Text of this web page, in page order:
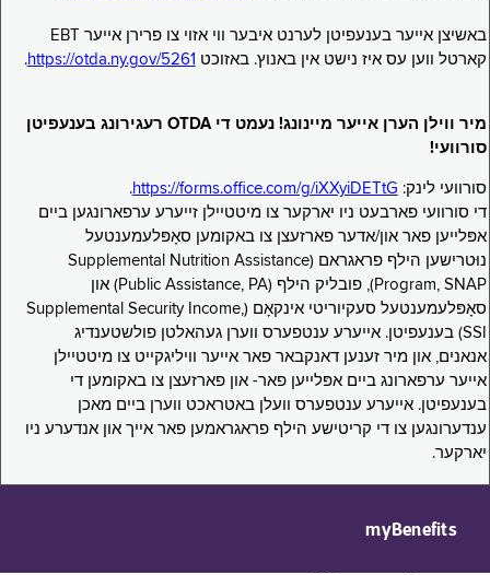
באשיצן אייער בענעפיטן לערנט איבער ווי אזוי צו פרירן אייער EBT
קארטל ווען עס איז נישט אין באנוץ. באזוכט https://otda.ny.gov/5261
.
מיר ווילן הערן אייער מיינונג! נעמט די OTDA רעגירונג בענעפיטן
סורוועי!
סורוועי לינק: https://forms.office.com/g/iXXyiDETtG
.
די סורוועי פארבעט ניו יארקער צו מיטטיילן זייערע ערפארונגען ביים
אפּלייען פאר און/אדער פארזעצן צו באקומען סאָפּלעמענטעל
נוּטרישען הילף פראגראם (Supplemental Nutrition Assistance
Program, SNAP), פובליק הילף (Public Assistance, PA) און
סאָפּלעמענטעל סעקיוריטי אינקאָם (Supplemental Security Income,
SSI) בענעפיטן. אייערע ענטפערס ווערן געהאלטן פולשטענדיג
אנאנים, און מיר זענען דאנקבאר פאר אייער וויליגקייט צו מיטטיילן
אייער ערפארונג ביים אפּלייען פאר- און פארזעצן צו באקומען די
בענעפיטן. אייערע ענטפערס וועלן באטראכט ווערן ביים מאכן
ענדערונגען צו די קריטישע הילף פראגראמען פאר אייך און אנדערע ניו
יארקער.
myBenefits